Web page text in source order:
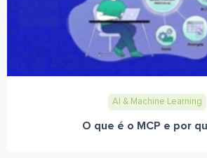
AI & Machine Learning
O que é o MCP e por